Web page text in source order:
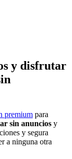
y disfrutar
premium para
sin anuncios y
y segura
a ninguna otra